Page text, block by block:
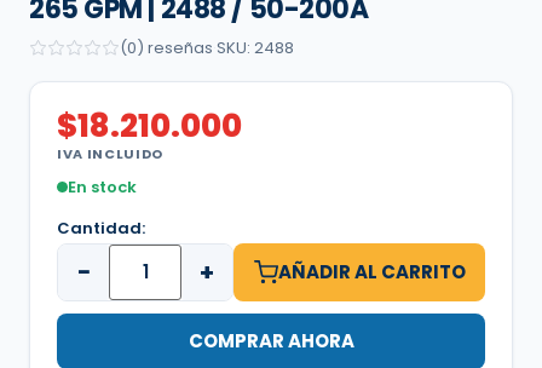
265 GPM | 2488 / 50-200A
(0) reseñas SKU: 2488
$18.210.000
IVA INCLUIDO
En stock
Cantidad:
− + AÑADIR AL CARRITO
COMPRAR AHORA